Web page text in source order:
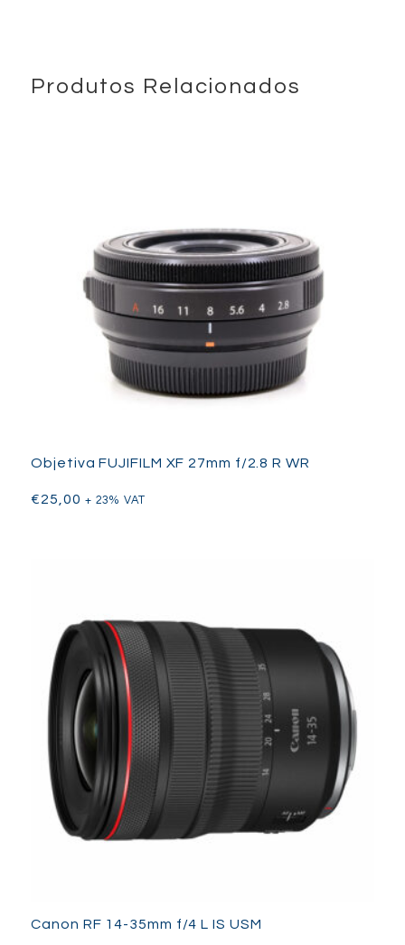
SIGMA 100-400mm F5-6.3 DG DN OS | Contemporary (E-
e garantem nitidez de ponta a ponta. A Estabilização Ótica (OS)
integrada melhora as capacidades de disparo portátil, mesmo
no extremo mais longo da gama focal, facilitando a obtenção
de imagens nítidas e detalhadas sem tripé. A SIGMA 100-
400mm F5-6.3 DG DN OS | Contemporary (E-mount) também
suporta compatibilidade com os teleconversores da SIGMA,
permitindo aos fotógrafos estender o seu alcance para ainda
mais distância. Com a sua construção de alta qualidade,
desempenho fiável e portabilidade, esta objetiva é uma
oferece um desempenho e flexibilidade impressionantes para
Produtos Relacionados
Objetiva FUJIFILM XF 27mm f/2.8 R WR
€25,00 + 23% VAT
Canon RF 14-35mm f/4 L IS USM